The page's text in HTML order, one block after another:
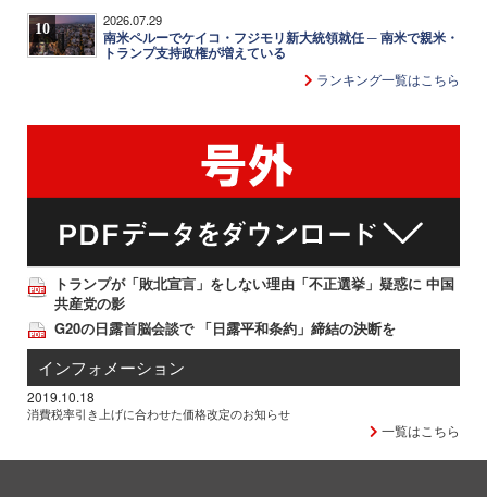
10 2026.07.29
南米ペルーでケイコ・フジモリ新大統領就任 ─ 南米で親米・
トランプ支持政権が増えている
ランキング一覧はこちら
トランプが「敗北宣言」をしない理由「不正選挙」疑惑に 中国
共産党の影
G20の日露首脳会談で 「日露平和条約」締結の決断を
インフォメーション
2019.10.18
消費税率引き上げに合わせた価格改定のお知らせ
一覧はこちら